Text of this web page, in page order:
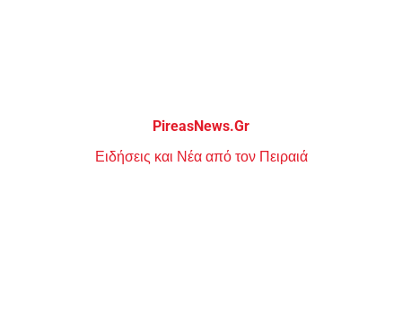
PireasNews.Gr
Ειδήσεις και Νέα από τον Πειραιά